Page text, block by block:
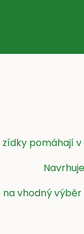
zídky pomáhají
vhodný